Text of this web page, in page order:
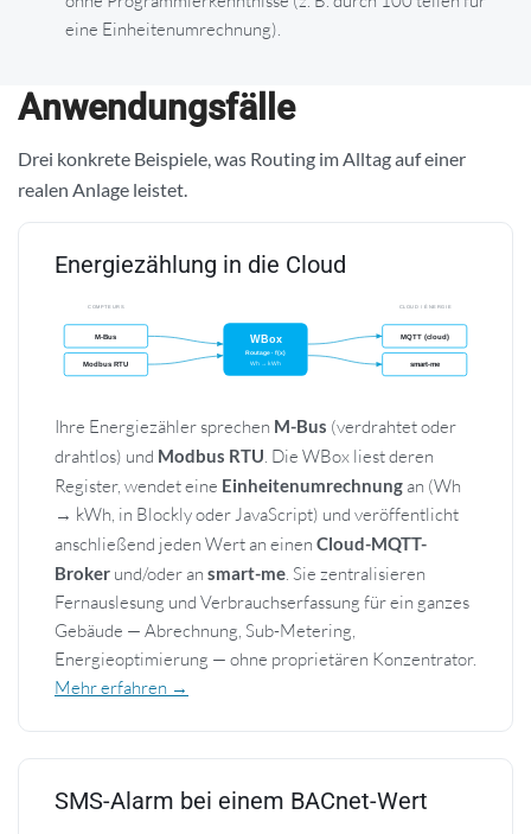
eine Einheitenumrechnung).
Anwendungsfälle
Drei konkrete Beispiele, was Routing im Alltag auf einer
realen Anlage leistet.
Energiezählung in die Cloud
Ihre Energiezähler sprechen M-Bus (verdrahtet oder
drahtlos) und Modbus RTU. Die WBox liest deren
Register, wendet eine Einheitenumrechnungan (Wh
→ kWh, in Blockly oder JavaScript) und veröffentlicht
anschließend jeden Wert an einen Cloud-MQTT-
Broker und/oder an smart-me. Sie zentralisieren
Fernauslesung und Verbrauchserfassung für ein ganzes
Gebäude — Abrechnung, Sub-Metering,
Energieoptimierung — ohne proprietären Konzentrator.
Mehr erfahren →
SMS-Alarm bei einem BACnet-Wert